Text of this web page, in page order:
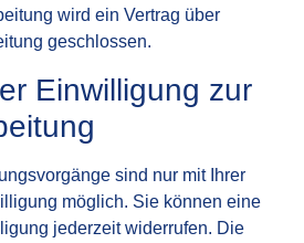
wird ein Vertrag über
geschlossen.
Einwilligung zur
sind nur mit Ihrer
möglich. Sie können eine
jederzeit widerrufen. Die